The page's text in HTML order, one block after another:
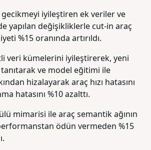
gecikmeyi iyileştiren ek veriler ve
yapılan değişikliklerle cut-in araç
%15 oranında artırıldı.
veri kümelerini iyileştirerek, yeni
ve model eğitimi ile
hizalayarak araç hızı hatasını
hatasını %10 azalttı.
mimarisi ile araç semantik ağının
ödün vermeden %15